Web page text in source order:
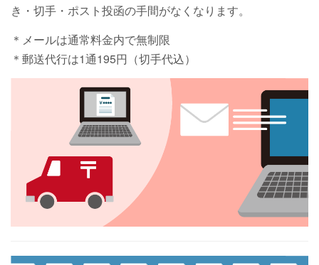
き・切手・ポスト投函の手間がなくなります。
＊メールは通常料金内で無制限
＊郵送代行は1通195円（切手代込）